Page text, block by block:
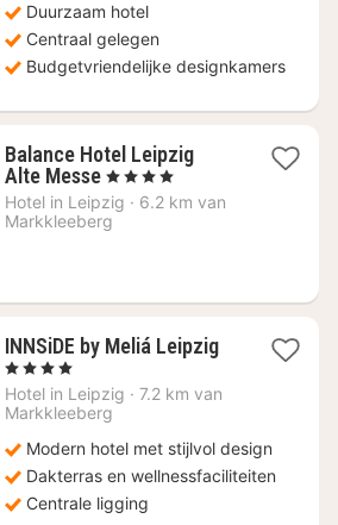
37,49
Duurzaam hotel
Centraal gelegen
Budgetvriendelijke designkamers
Balance Hotel Leipzig
Alte Messe1
nacht
vanaf
€
, 4 Sterren
Hotel in Leipzig · 6.2 km van
Markkleeberg
INNSiDE by Meliá Leipzig1
vanaf
, 4 Sterren
Hotel in Leipzig · 7.2 km van
Markkleeberg
Modern hotel met stijlvol design
Dakterras en wellnessfaciliteiten
Centrale ligging